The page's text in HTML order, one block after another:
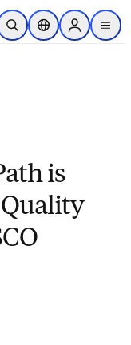
텐츠로 건너뛰기
검색 열기위치 선택기Sign in to
menu
is